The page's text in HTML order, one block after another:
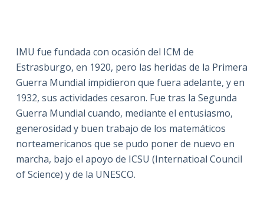
IMU fue fundada con ocasión del ICM de
Estrasburgo, en 1920, pero las heridas de la Primera
Guerra Mundial impidieron que fuera adelante, y en
1932, sus actividades cesaron. Fue tras la Segunda
Guerra Mundial cuando, mediante el entusiasmo,
generosidad y buen trabajo de los matemáticos
norteamericanos que se pudo poner de nuevo en
marcha, bajo el apoyo de ICSU (Internatioal Council
of Science) y de la UNESCO.